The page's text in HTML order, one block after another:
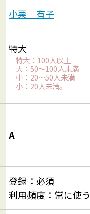
小栗 有子
特大
特大：100人以上
大：50～100人未満
中：20～50人未満
小：20人未満。
A
登録：必須
利用頻度：常に使う